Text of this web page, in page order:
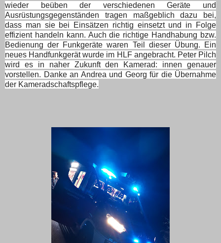
wieder beüben der verschiedenen Geräte und
Ausrüstungsgegenständen tragen maßgeblich dazu bei,
dass man sie bei Einsätzen richtig einsetzt und in Folge
effizient handeln kann. Auch die richtige Handhabung bzw.
Bedienung der Funkgeräte waren Teil dieser Übung. Ein
neues Handfunkgerät wurde im HLF angebracht. Peter Pilch
wird es in naher Zukunft den Kamerad: innen genauer
vorstellen. Danke an Andrea und Georg für die Übernahme
der Kameradschaftspflege.